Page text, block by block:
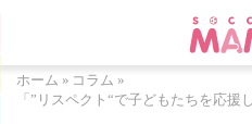
ホーム » コラム »
「”リスペクト“で子どもたちを応援